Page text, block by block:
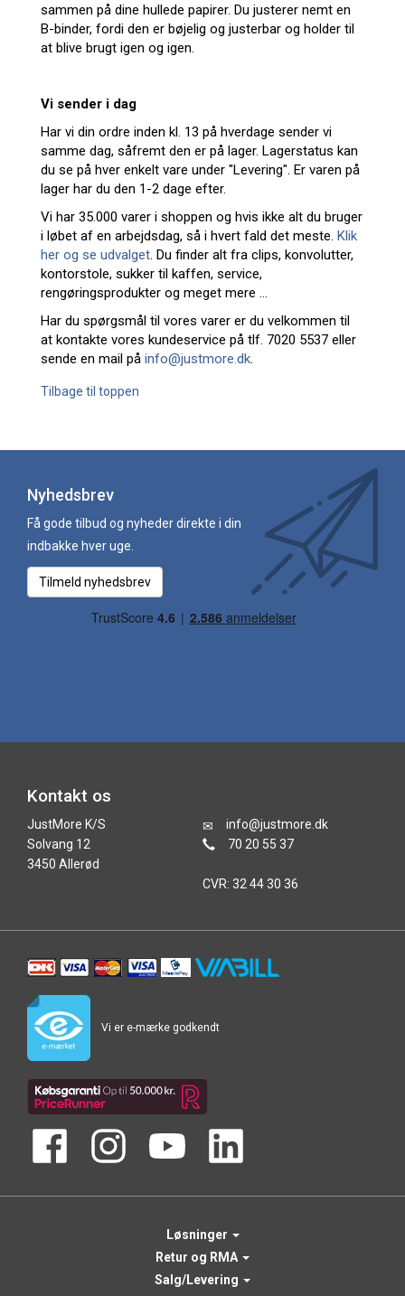
sammen på dine hullede papirer. Du justerer nemt en
B-binder, fordi den er bøjelig og justerbar og holder til
at blive brugt igen og igen.
Vi sender i dag
Har vi din ordre inden kl. 13 på hverdage sender vi
samme dag, såfremt den er på lager. Lagerstatus kan
du se på hver enkelt vare under "Levering". Er varen på
lager har du den 1-2 dage efter.
Vi har 35.000 varer i shoppen og hvis ikke alt du bruger
i løbet af en arbejdsdag, så i hvert fald det meste. Klik
her og se udvalget. Du finder alt fra clips, konvolutter,
kontorstole, sukker til kaffen, service,
rengøringsprodukter og meget mere ...
Har du spørgsmål til vores varer er du velkommen til
at kontakte vores kundeservice på tlf. 7020 5537 eller
sende en mail på info@justmore.dk.
Tilbage til toppen
Nyhedsbrev
Få gode tilbud og nyheder direkte i din
indbakke hver uge.
Tilmeld nyhedsbrev
Kontakt os
JustMore K/S
Solvang 12
3450 Allerød
info@justmore.dk
70 20 55 37
CVR: 32 44 30 36
Vi er e-mærke godkendt
Løsninger
Retur og RMA
Salg/Levering